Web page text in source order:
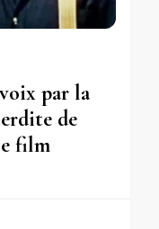
par la
de
film